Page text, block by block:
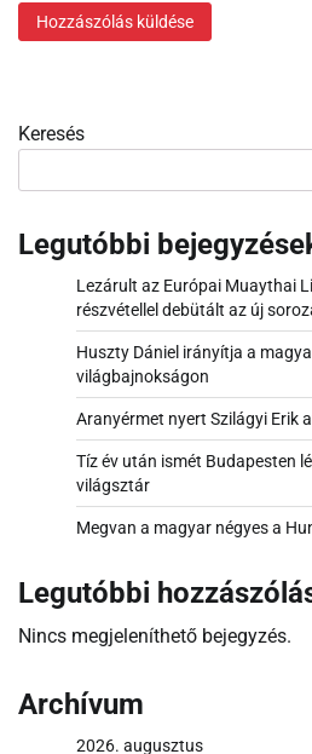
Keresés
Legutóbbi
Lezárult az Európai Muaythai
részvétellel debütált az új
Huszty Dániel irányítja a
világbajnokságon
Aranyérmet nyert Szilágyi Erik
Tíz év után ismét Budapesten
világsztár
Megvan a magyar négyes a
Legutóbbi
Nincs megjeleníthető bejegyzés.
Archívum
2026. augusztus